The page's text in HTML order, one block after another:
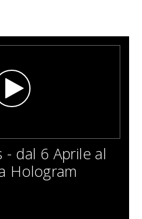
- dal 6 Aprile al
Hologram